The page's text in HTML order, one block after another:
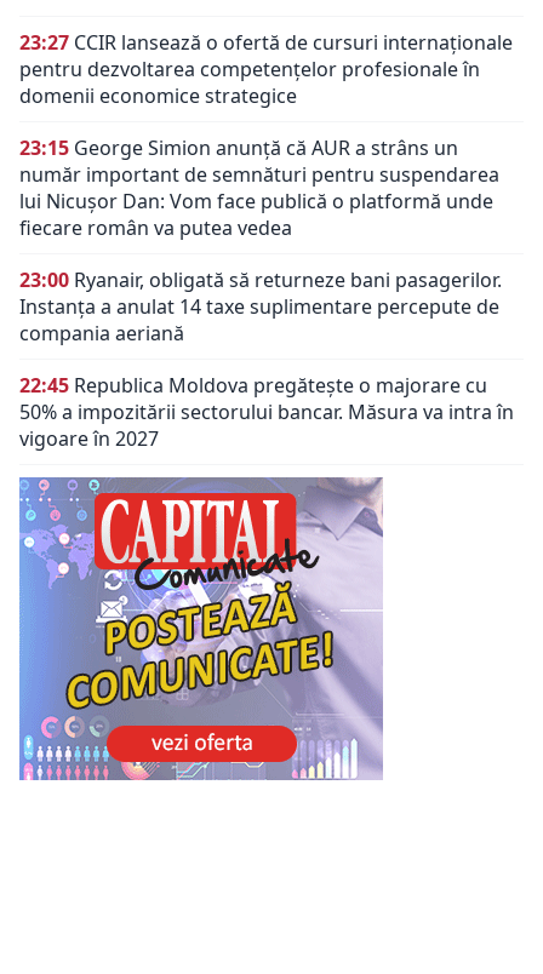
23:27 CCIR lansează o ofertă de cursuri internaționale
pentru dezvoltarea competențelor profesionale în
domenii economice strategice
23:15 George Simion anunță că AUR a strâns un
număr important de semnături pentru suspendarea
lui Nicușor Dan: Vom face publică o platformă unde
fiecare român va putea vedea
23:00 Ryanair, obligată să returneze bani pasagerilor.
Instanța a anulat 14 taxe suplimentare percepute de
compania aeriană
22:45 Republica Moldova pregătește o majorare cu
50% a impozitării sectorului bancar. Măsura va intra în
vigoare în 2027